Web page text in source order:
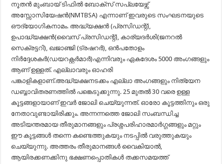
നൂതൻ മുംബായ് ടിഫിൽ ബോക്സ് സപ്ലയേഴ്സ്
അസ്സോസിയേഷൻ(NMTBSA) എന്നാണ് ഇവരുടെ സംഘടനയുടെ
ഔദ്യോഗികനാമം. അദ്ധ്യക്ഷൻ (പ്രസിഡന്റ്),
ഉപാദ്ധ്യക്ഷൻ(വൈസ് പ്രസിഡന്റ്), കാര്യദർശി(ജനറൽ
സെക്രട്ടറി), ഖജാഞ്ജി (ട്രഷറർ), ഒൻപതോളം
നിർദ്ദേശകർ(ഡയറക്റ്റർമാർ)എന്നിവരും ഏകദേശം 5000 അംഗങ്ങളും
ആണ് ഉള്ളത്. എല്ലാവരും ഓഹരി
പങ്കാളികളാണ്.അദ്ധ്യക്ഷനടക്കം എല്ലാ അംഗങ്ങളും നിത്യേന
ഡബ്ബാവിതരണത്തിൽ പങ്കെടുക്കുന്നു. 25 മുതൽ 30 വരെ ഉള്ള
കൂട്ടങ്ങളായാണ് ഇവർ ജോലി ചെയ്യുന്നത്. ഓരോ കൂട്ടത്തിനും ഒരു
നേതാവുണ്ടായിരിക്കും. അന്നന്നത്തെ ജോലി സംബന്ധിച്ച
അടിയന്തരമായ തീരുമാനങ്ങളും പ്രശ്നപരിഹാരമാർഗ്ഗങ്ങളും മറ്റും
ഈ കൂട്ടങ്ങൾ തന്നെ കണ്ടെത്തുകയും നടപ്പിൽ വരുത്തുകയും
ചെയ്യുന്നു. അത്തരം തീരുമാനങ്ങൾ വൈകിയാൽ,
ആയിരക്കണക്കിനു ഭക്ഷണപ്പൊതികൾ തക്കസമയത്ത്